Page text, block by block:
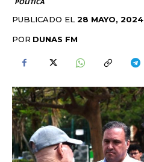
PUBLICADO EL 28 MAYO, 2024
POR DUNAS FM